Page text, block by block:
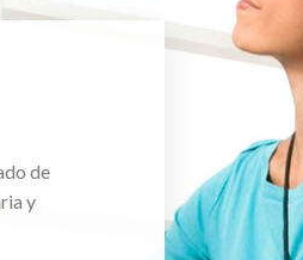
de
y